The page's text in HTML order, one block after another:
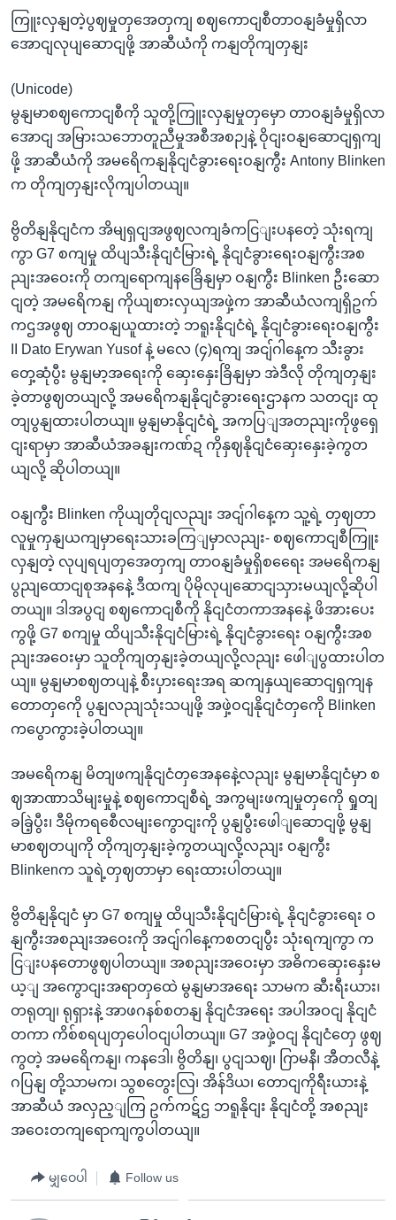
ကြူးလှနျတဲ့ပွဈမှုတှအေတှကျ စဈကောငျစီတာဝနျခံမှုရှိလာ
အောငျလုပျဆောငျဖို့ အာဆီယံကို ကနျတိုကျတှနျး
(Unicode)
မွနျမာစဈကောငျစီကို သူတို့ကြူးလှနျမှုတှမှော တာဝနျခံမှုရှိလာ
အောငျ အမြားသဘောတူညီမှုအစီအစဉျနဲ့ ဝိုငျးဝနျဆောငျရှကျ
ဖို့ အာဆီယံကို အမရေိကနျနိုငျငံခွားရေးဝနျကွီး Antony Blinken
က တိုကျတှနျးလိုကျပါတယျ။
ဗွိတိနျနိုငျငံက အိမျရှငျအဖွဈလကျခံကငြျးပနတေဲ့ သုံးရကျ
ကွာ G7 စကျမှု ထိပျသီးနိုငျငံမြားရဲ့ နိုငျငံခွားရေးဝနျကွီးအစ
ညျးအဝေးကို တကျရောကျနခြေိနျမှာ ဝနျကွီး Blinken ဦးဆော
ငျတဲ့ အမရေိကနျ ကိုယျစားလှယျအဖှဲ့က အာဆီယံလကျရှိဥက်
ကဌအဖွဈ တာဝနျယူထားတဲ့ ဘရူးနိုငျငံရဲ့ နိုငျငံခွားရေးဝနျကွီး
II Dato Erywan Yusof နဲ့ မလေ (၄)ရကျ အငျ်ဂါနေ့က သီးခွား
တှေ့ဆုံပွီး မွနျမာ့အရေးကို ဆှေးနှေးခြိနျမှာ အဲဒီလို တိုကျတှနျး
ခဲ့တာဖွဈတယျလို့ အမရေိကနျနိုငျငံခွားရေးဌာနက သတငျး ထု
တျပွနျထားပါတယျ။ မွနျမာနိုငျငံရဲ့ အကပြျအတညျးကိုဖွရှေ
ငျးရာမှာ အာဆီယံအခနျးကဏ်ဍ ကိုနှဈနိုငျငံဆှေးနှေးခဲ့ကွတ
ယျလို့ ဆိုပါတယျ။
ဝနျကွီး Blinken ကိုယျတိုငျလညျး အငျ်ဂါနေ့က သူ့ရဲ့ တှဈတာ
လူမှုကှနျယကျမှာရေးသားခကြျမှာလညျး- စဈကောငျစီကြူး
လှနျတဲ့ လုပျရပျတှအေတှကျ တာဝနျခံမှုရှိစရေေး အမရေိကနျ
ပွညျထောငျစုအနနေဲ့ ဒီထကျ ပိုမိုလုပျဆောငျသှားမယျလို့ဆိုပါ
တယျ။ ဒါအပွငျ စဈကောငျစီကို နိုငျငံတကာအနနေဲ့ ဖိအားပေး
ကွဖို့ G7 စကျမှု ထိပျသီးနိုငျငံမြားရဲ့ နိုငျငံခွားရေး ဝနျကွီးအစ
ညျးအဝေးမှာ သူတိုကျတှနျးခဲ့တယျလို့လညျး ဖေါျပွထားပါတ
ယျ။ မွနျမာစဈတပျနဲ့ စီးပှားရေးအရ ဆကျနှယျဆောငျရှကျန
တောတှကေို ပွနျလညျသုံးသပျဖို့ အဖှဲ့ဝငျနိုငျငံတှကေို Blinken
ကပွောကွားခဲ့ပါတယျ။
အမရေိကနျ မိတျဖကျနိုငျငံတှအေနနေဲ့လညျး မွနျမာနိုငျငံမှာ စ
ဈအာဏာသိမျးမှုနဲ့ စဈကောငျစီရဲ့ အကွမျးဖကျမှုတှကေို ရှုတျ
ခခြဲ့ပွီး၊ ဒီမိုကရစေီလမျးကွောငျးကို ပွနျပွီးဖေါျဆောငျဖို့ မွနျ
မာစဈတပျကို တိုကျတှနျးခဲ့ကွတယျလို့လညျး ဝနျကွီး
Blinkenက သူရဲ့တှဈတာမှာ ရေးထားပါတယျ။
ဗွိတိနျနိုငျငံ မှာ G7 စကျမှု ထိပျသီးနိုငျငံမြားရဲ့ နိုငျငံခွားရေး ဝ
နျကွီးအစညျးအဝေးကို အငျ်ဂါနေ့ကစတငျပွီး သုံးရကျကွာ က
ငြျးပနတောဖွဈပါတယျ။ အစညျးအဝေးမှာ အဓိကဆှေးနှေးမ
ယ့ျ အကွောငျးအရာတှထေဲ မွနျမာအရေး သာမက ဆီးရီးယား၊
တရုတျ၊ ရုရှားနဲ့ အာဖဂနစ်စတနျ နိုငျငံအရေး အပါအဝငျ နိုငျငံ
တကာ ကိစ်စရပျတှပေါဝငျပါတယျ။ G7 အဖှဲ့ဝငျ နိုငျငံတှေ ဖွဈ
ကွတဲ့ အမရေိကနျ၊ ကနဒေါ၊ ဗွိတိနျ၊ ပွငျသဈ၊ ဂြာမနီ၊ အီတလီနဲ့
ဂပြနျ တို့သာမက၊ သွစတွေးလြ၊ အိန်ဒိယ၊ တောငျကိုရီးယားနဲ့
အာဆီယံ အလှည့ျကြ ဥက်ကဋ်ဌ ဘရူနိုငျး နိုငျငံတို့ အစညျး
အဝေးတကျရောကျကွပါတယျ။
မျှဝေပါ Follow us